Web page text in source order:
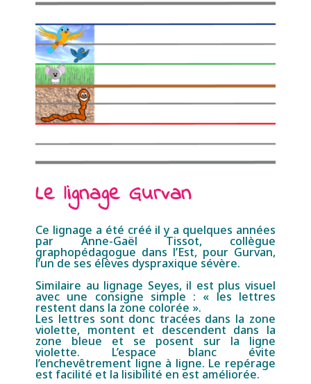
Le lignage Gurvan
Ce lignage a été créé il y a quelques années
par Anne-Gaël Tissot, collègue
graphopédagogue dans l’Est, pour Gurvan,
l’un de ses élèves dyspraxique sévère.
Similaire au lignage Seyes, il est plus visuel
avec une consigne simple : « les lettres
restent dans la zone colorée ».
Les lettres sont donc tracées dans la zone
violette, montent et descendent dans la
zone bleue et se posent sur la ligne
violette. L’espace blanc évite
l’enchevêtrement ligne à ligne. Le repérage
est facilité et la lisibilité en est améliorée.